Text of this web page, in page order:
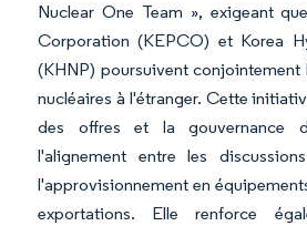
Nuclear One Team », exigeant
Corporation (KEPCO) et Korea
(KHNP) poursuivent conjointement
nucléaires à l'étranger. Cette
des offres et la gouvernance
l'alignement entre les
l'approvisionnement en
exportations. Elle renforce